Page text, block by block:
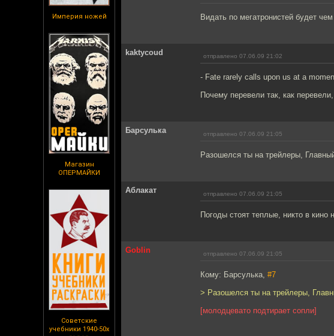
Империя ножей
Магазин
ОПЕРМАЙКИ
Советские
учебники 1940-50х
Видать по мегатронистей будет
kaktycoud отправлено 07.06.09 21:02
- Fate rarely calls upon us at a
Почему перевели так, как
Барсулька отправлено 07.06.09 21:05
Разошелся ты на трейлеры,
Аблакат отправлено 07.06.09 21:05
Погоды стоят теплые, никто в кино
Goblin отправлено 07.06.09 21:05
Кому: Барсулька, #7
> Разошелся ты на трейлеры,
[молодцевато подтирает сопли]